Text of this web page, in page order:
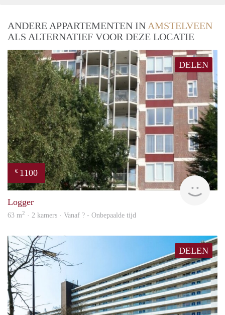
ANDERE APPARTEMENTEN IN AMSTELVEEN
ALS ALTERNATIEF VOOR DEZE LOCATIE
DELEN
€ 1100
rent
Logger
63 m2 · 2 kamers · Vanaf ? - Onbepaalde tijd
DELEN